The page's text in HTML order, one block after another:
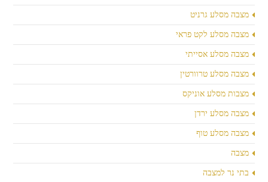
מצבה מסלע גרניט
מצבה מסלע לקט פראי
מצבה מסלע אסייתי
מצבה מסלע טרוורטין
מצבות מסלע אוניקס
מצבה מסלע ירדן
מצבה מסלע טוף
מצבה
בתי נר למצבה